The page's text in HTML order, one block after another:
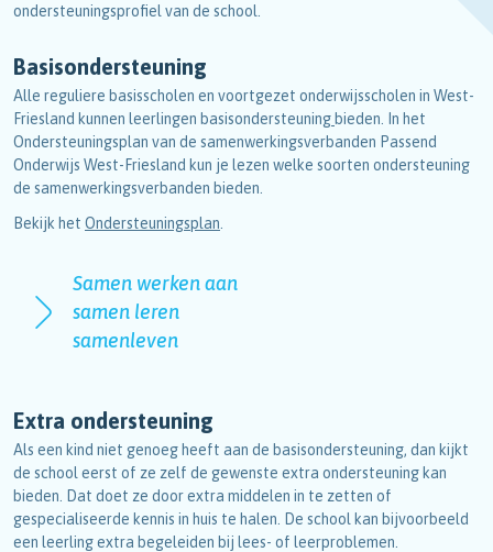
ondersteuningsprofiel van de school.
Basisondersteuning
Alle reguliere basisscholen en voortgezet onderwijsscholen in West-
Friesland kunnen leerlingen basisondersteuning bieden. In het
Ondersteuningsplan van de samenwerkingsverbanden Passend
Onderwijs West-Friesland kun je lezen welke soorten ondersteuning
de samenwerkingsverbanden bieden.
Bekijk het Ondersteuningsplan
Samen werken aan
samen leren
samenleven
Extra ondersteuning
Als een kind niet genoeg heeft aan de basisondersteuning, dan kijkt
de school eerst of ze zelf de gewenste extra ondersteuning kan
bieden. Dat doet ze door extra middelen in te zetten of
gespecialiseerde kennis in huis te halen. De school kan bijvoorbeeld
een leerling extra begeleiden bij lees- of leerproblemen.